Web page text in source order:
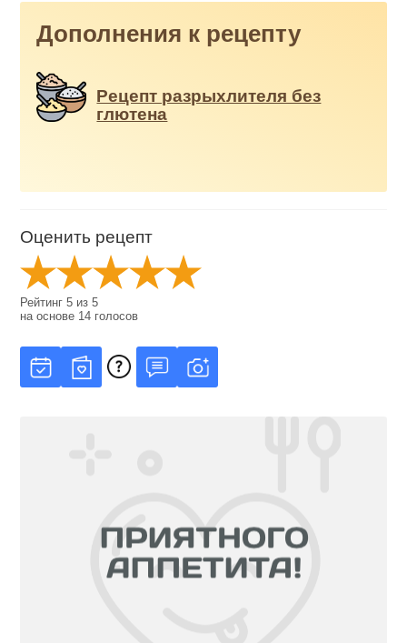
Дополнения к рецепту
Рецепт разрыхлителя без
глютена
Оценить рецепт
Рейтинг5 из5
на основе 14 голосов